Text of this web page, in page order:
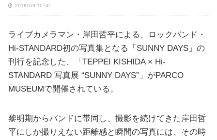
2018/7/9 10:50
ライブカメラマン・岸田哲平による、ロックバンド・
Hi-STANDARD初の写真集となる「SUNNY DAYS」の
刊行を記念した、「TEPPEI KISHIDA × Hi-
STANDARD 写真展 “SUNNY DAYS”」がPARCO
MUSEUMで開催されている。
黎明期からバンドに帯同し、撮影を続けてきた岸田哲
平にしか撮りえない距離感と瞬間の写真には、その時